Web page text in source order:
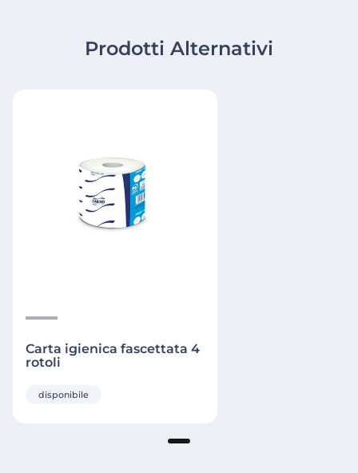
Prodotti Alternativi
Carta igienica fascettata 4
rotoli
disponibile